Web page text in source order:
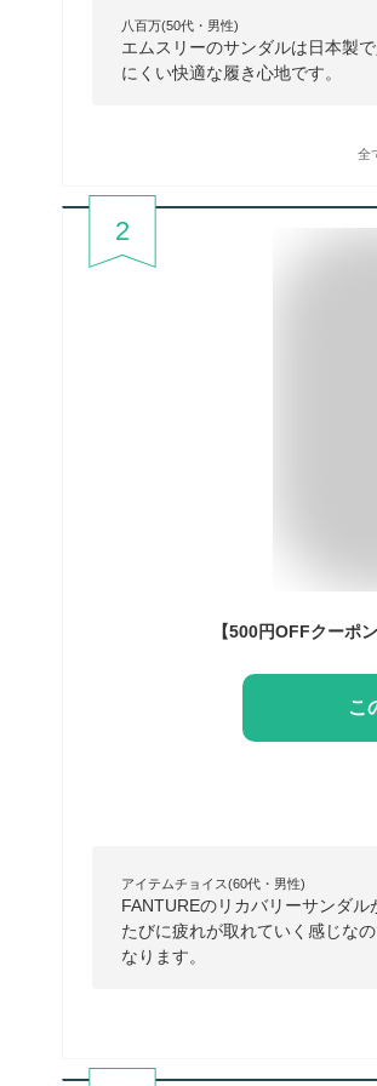
八百万(50代・男性)
エムスリーのサンダルは日本製
にくい快適な履き心地です。
全
2
こ
アイテムチョイス(60代・男性)
FANTUREのリカバリーサンダ
たびに疲れが取れていく感じな
なります。